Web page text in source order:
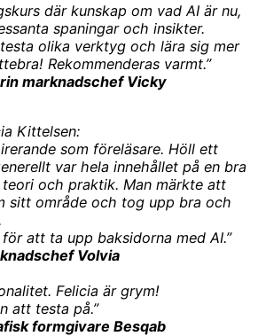
där kunskap om vad AI är nu,
spaningar och insikter.
olika verktyg och lära sig mer
Rekommenderas varmt.”
marknadschef Vicky
Kittelsen:
som föreläsare. Höll ett
var hela innehållet på en bra
och praktik. Man märkte att
sitt område och tog upp bra och
att ta upp baksidorna med AI.”
Volvia
Felicia är grym!
att testa på.”
formgivare Besqab